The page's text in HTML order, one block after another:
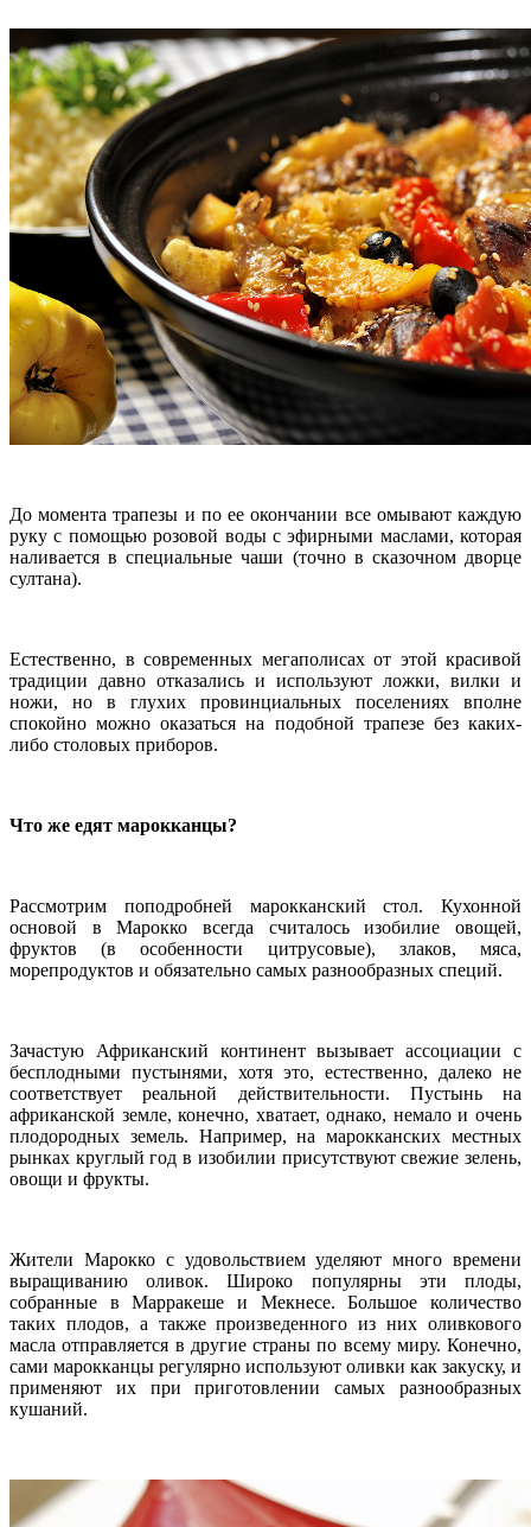
До момента трапезы и по ее окончании все омывают каждую
руку с помощью розовой воды с эфирными маслами, которая
наливается в специальные чаши (точно в сказочном дворце
султана).
Естественно, в современных мегаполисах от этой красивой
традиции давно отказались и используют ложки, вилки и
ножи, но в глухих провинциальных поселениях вполне
спокойно можно оказаться на подобной трапезе без каких-
либо столовых приборов.
Что же едят марокканцы?
Рассмотрим поподробней марокканский стол. Кухонной
основой в Марокко всегда считалось изобилие овощей,
фруктов (в особенности цитрусовые), злаков, мяса,
морепродуктов и обязательно самых разнообразных специй.
Зачастую Африканский континент вызывает ассоциации с
бесплодными пустынями, хотя это, естественно, далеко не
соответствует реальной действительности. Пустынь на
африканской земле, конечно, хватает, однако, немало и очень
плодородных земель. Например, на марокканских местных
рынках круглый год в изобилии присутствуют свежие зелень,
овощи и фрукты.
Жители Марокко с удовольствием уделяют много времени
выращиванию оливок. Широко популярны эти плоды,
собранные в Марракеше и Мекнесе. Большое количество
таких плодов, а также произведенного из них оливкового
масла отправляется в другие страны по всему миру. Конечно,
сами марокканцы регулярно используют оливки как закуску, и
применяют их при приготовлении самых разнообразных
кушаний.